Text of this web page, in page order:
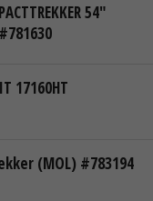
54"
17160HT
(MOL) #783194